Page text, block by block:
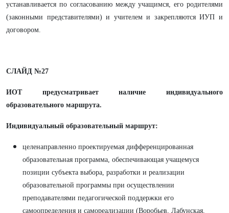
устанавливается по согласованию между учащимся, его родителями
(законными представителями) и учителем и закрепляются ИУП и
договором.
СЛАЙД №27
ИОТ предусматривает наличие индивидуального
образовательного маршрута.
Индивидуальный образовательный маршрут:
целенаправленно проектируемая дифференцированная
образовательная программа, обеспечивающая учащемуся
позиции субъекта выбора, разработки и реализации
образовательной программы при осуществлении
преподавателями педагогической поддержки его
самоопределения и самореализации (Воробьев, Лабунская,